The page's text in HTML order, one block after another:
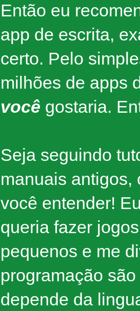
Então eu
app de escrita,
certo. Pelo
milhões de apps
você gostaria.
Seja seguindo
manuais antigos,
você entender!
queria fazer
pequenos e me
programação
depende da